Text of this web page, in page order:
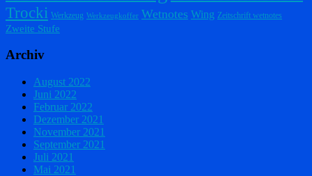
Trocki Werkzeug Werkzeugkoffer Wetnotes Wing Zeitschrift wetnotes
Zweite Stufe
Archiv
August 2022
Juni 2022
Februar 2022
Dezember 2021
November 2021
September 2021
Juli 2021
Mai 2021